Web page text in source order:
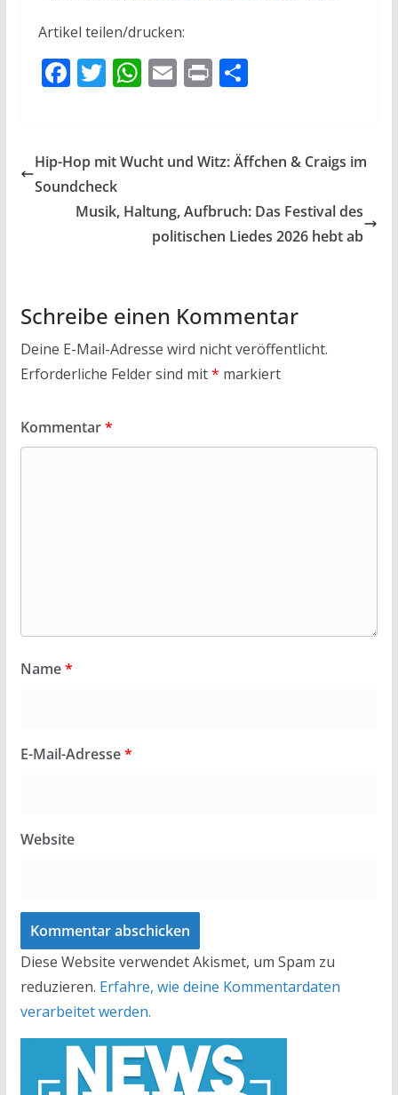
Artikel teilen/drucken:
F
b
o
o
T
er
W
s
p
p
E
l
PrT
n
Hip-Hop mit Wucht und Witz: Äffchen & Craigs im
Soundcheck
Musik, Haltung, Aufbruch: Das Festival des
politischen Liedes 2026 hebt ab
Schreibe einen Kommentar
Deine E-Mail-Adresse wird nicht veröffentlicht.
Erforderliche Felder sind mit* markiert
Kommentar*
Name*
E-Mail-Adresse*
Website
Diese Website verwendet Akismet, um Spam zu
reduzieren. Erfahre, wie deine Kommentardaten
verarbeitet werden.